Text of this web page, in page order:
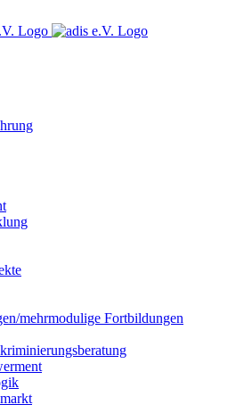
mehrmodulige Fortbildungen